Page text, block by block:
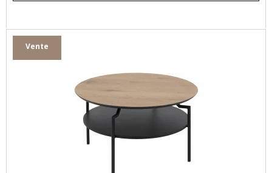
Vente